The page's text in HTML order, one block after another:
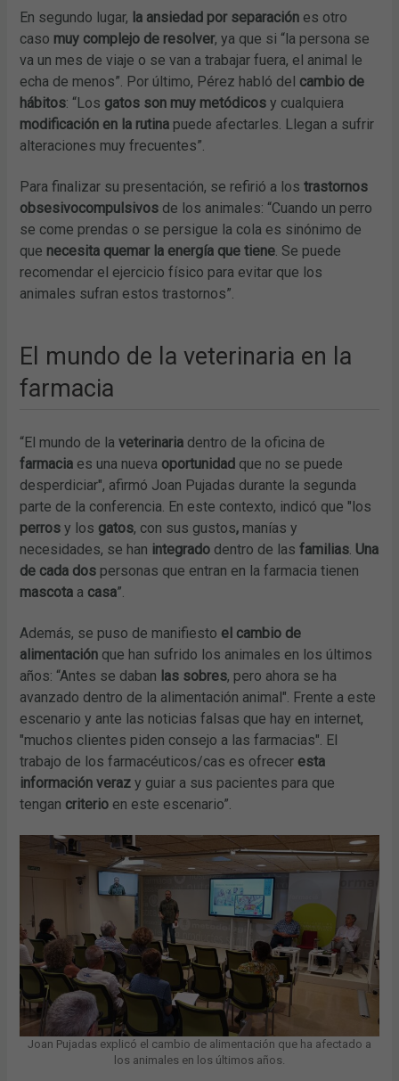
En segundo lugar, la ansiedad por separación es otro
caso muy complejo de resolver, ya que si “la persona se
va un mes de viaje o se van a trabajar fuera, el animal le
echa de menos”. Por último, Pérez habló del cambio de
hábitos: “Los gatos son muy metódicos y cualquiera
modificación en la rutina puede afectarles. Llegan a sufrir
alteraciones muy frecuentes”.
Para finalizar su presentación, se refirió a los trastornos
obsesivocompulsivos de los animales: “Cuando un perro
se come prendas o se persigue la cola es sinónimo de
que necesita quemar la energía que tiene. Se puede
recomendar el ejercicio físico para evitar que los
animales sufran estos trastornos”.
El mundo de la veterinaria en la
farmacia
“El mundo de laveterinaria dentro de la oficina de
farmacia es una nueva oportunidad que no se puede
desperdiciar", afirmó Joan Pujadas durante la segunda
parte de la conferencia. En este contexto, indicó que "los
perrosy los gatos, con sus gustos, manías y
necesidades, se han integrado dentro de lasfamilias. Una
de cada dos personas que entran en la farmacia tienen
mascota a casa”.
Además, se puso de manifiesto el cambio de
alimentación que han sufrido los animales en los últimos
años: “Antes se daban las sobres, pero ahora se ha
avanzado dentro de la alimentación animal". Frente a este
escenario y ante las noticias falsas que hay en internet,
"muchos clientes piden consejo a las farmacias". El
trabajo de los farmacéuticos/cas es ofrecer esta
información verazy guiar a sus pacientes para que
tengan criterio en este escenario”.
Joan Pujadas explicó el cambio de alimentación que ha afectado a
los animales en los últimos años.